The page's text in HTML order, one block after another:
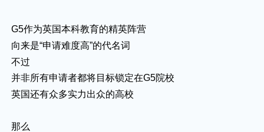
G5作为英国本科教育的精英阵营
向来是“申请难度高”的代名词
不过
并非所有申请者都将目标锁定在G5院校
英国还有众多实力出众的高校
那么